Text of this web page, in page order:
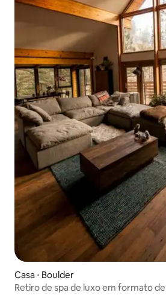
Casa ⋅ Boulder
Retiro de spa de luxo em formato